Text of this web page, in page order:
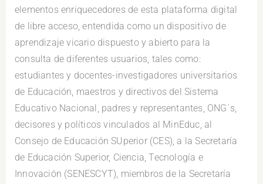
elementos enriquecedores de esta plataforma digital
de libre acceso, entendida como un dispositivo de
aprendizaje vicario dispuesto y abierto para la
consulta de diferentes usuarios, tales como:
estudiantes y docentes-investigadores universitarios
de Educación, maestros y directivos del Sistema
Educativo Nacional, padres y representantes, ONG´s,
decisores y políticos vinculados al MinEduc, al
Consejo de Educación SUperior (CES), a la Secretaría
de Educación Superior, Ciencia, Tecnología e
Innovación (SENESCYT), miembros de la Secretaría